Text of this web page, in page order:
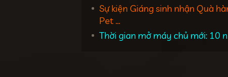
Sự kiện Giáng sinh nhận Quà
Pet ...
Thời gian mở máy chủ mới: 10